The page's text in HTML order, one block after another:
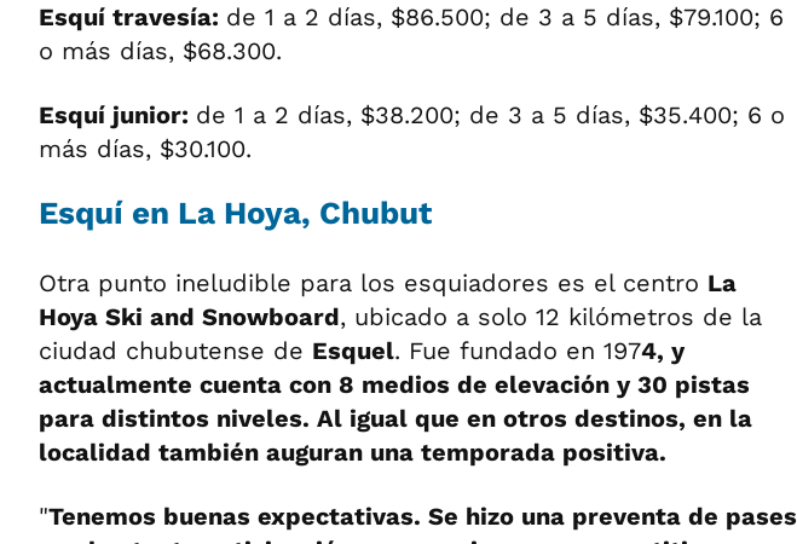
Esquí travesía: de 1 a 2 días, $86.500; de 3 a 5 días, $79.100; 6
o más días, $68.300.
Esquí junior: de 1 a 2 días, $38.200; de 3 a 5 días, $35.400; 6 o
más días, $30.100.
Esquí en La Hoya, Chubut
Otra punto ineludible para los esquiadores es el centro La
Hoya Ski and Snowboard, ubicado a solo 12 kilómetros de la
ciudad chubutense de Esquel. Fue fundado en 1974, y
actualmente cuenta con 8 medios de elevación y 30 pistas
para distintos niveles. Al igual que en otros destinos, en la
localidad también auguran una temporada positiva.
"Tenemos buenas expectativas. Se hizo una preventa de pases